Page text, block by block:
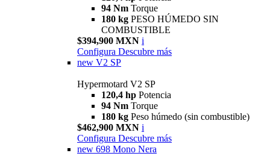
94 Nm Torque
180 kg PESO HÚMEDO SIN
COMBUSTIBLE
$394,900 MXN i
Configura Descubre más
new V2 SP
Hypermotard V2 SP
120,4 hp Potencia
94 Nm Torque
180 kg Peso húmedo (sin combustible)
$462,900 MXN i
Configura Descubre más
new 698 Mono Nera